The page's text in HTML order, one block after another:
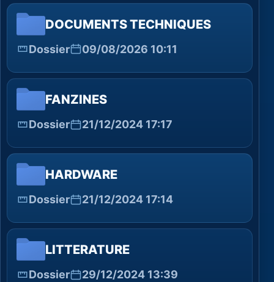
DOCUMENTS TECHNIQUES
Dossier 09/08/2026 10:11
FANZINES
Dossier 21/12/2024 17:17
HARDWARE
Dossier 21/12/2024 17:14
LITTERATURE
Dossier 29/12/2024 13:39